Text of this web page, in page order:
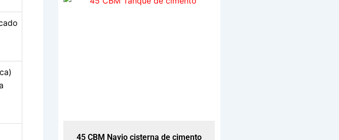
cimento 45 CBM Navio cisterna de cimento